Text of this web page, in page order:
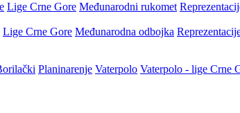
Lige Crne Gore Međunarodni rukomet
Lige Crne Gore Međunarodna odbojka
Planinarenje Vaterpolo Vaterpolo - lige Crne